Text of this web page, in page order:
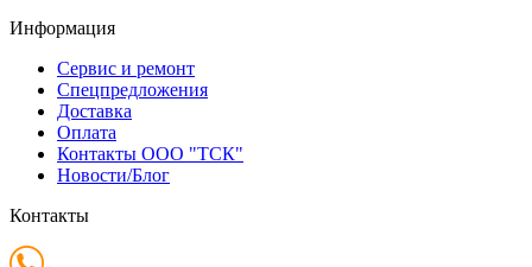
Информация
Сервис и ремонт
Спецпредложения
Доставка
Оплата
Контакты ООО "ТСК"
Новости/Блог
Контакты